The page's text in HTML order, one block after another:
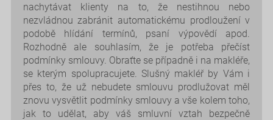
nachytávat klienty na to, že nestihnou nebo
nezvládnou zabránit automatickému prodloužení v
podobě hlídání termínů, psaní výpovědí apod.
Rozhodně ale souhlasím, že je potřeba přečíst
podmínky smlouvy. Obraťte se případně i na makléře,
se kterým spolupracujete. Slušný makléř by Vám i
přes to, že už nebudete smlouvu prodlužovat měl
znovu vysvětlit podmínky smlouvy a vše kolem toho,
jak to udělat, aby váš smluvní vztah bezpečně